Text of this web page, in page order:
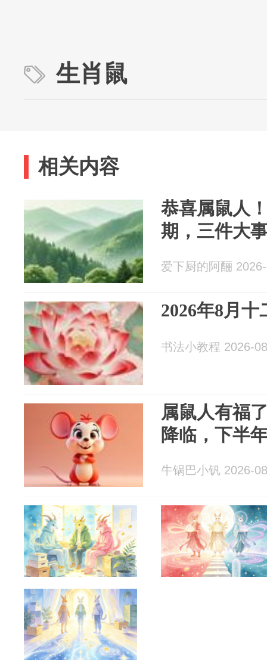
生肖鼠
相关内容
恭喜属鼠人
期，三件大
爱下厨的阿酾
2026年8月
书法小教程 2026-
属鼠人有福
降临，下半
牛锅巴小钒 2026-